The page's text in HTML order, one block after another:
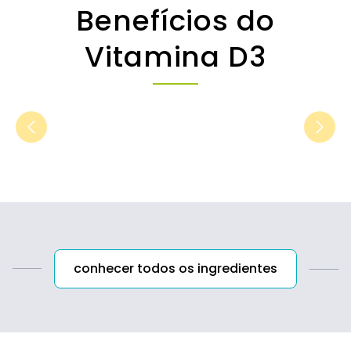
Benefícios do
Vitamina D3
conhecer todos os ingredientes